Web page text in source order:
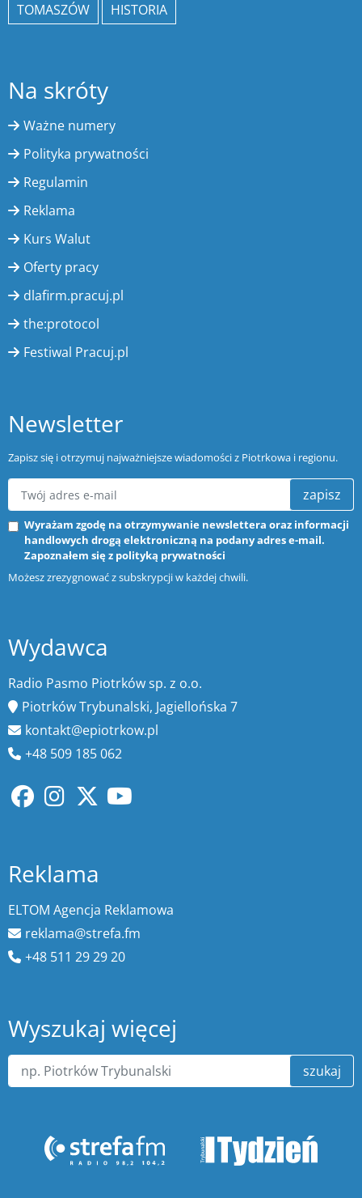
TOMASZÓW
HISTORIA
Na skróty
Ważne numery
Polityka prywatności
Regulamin
Reklama
Kurs Walut
Oferty pracy
dlafirm.pracuj.pl
the:protocol
Festiwal Pracuj.pl
Newsletter
Zapisz się i otrzymuj najważniejsze wiadomości z Piotrkowa i regionu.
zapisz
Wyrażam zgodę na otrzymywanie newslettera oraz informacji
handlowych drogą elektroniczną na podany adres e-mail.
Zapoznałem się z polityką prywatności
Możesz zrezygnować z subskrypcji w każdej chwili.
Wydawca
Radio Pasmo Piotrków sp. z o.o.
Piotrków Trybunalski, Jagiellońska 7
kontakt@epiotrkow.pl
+48 509 185 062
Reklama
ELTOM Agencja Reklamowa
reklama@strefa.fm
+48 511 29 29 20
Wyszukaj więcej
szukaj